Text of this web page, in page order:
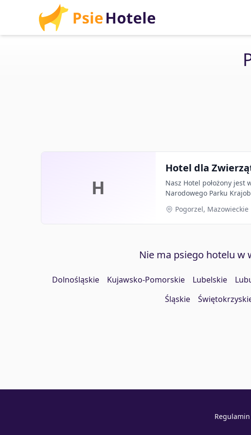
H
Hotel dla
Nasz Hotel położony jest
Narodowego Parku
Pogorzel, Mazowieckie
Nie ma psiego hotelu w
Dolnośląskie Kujawsko-Pomorskie Lubelskie
Śląskie